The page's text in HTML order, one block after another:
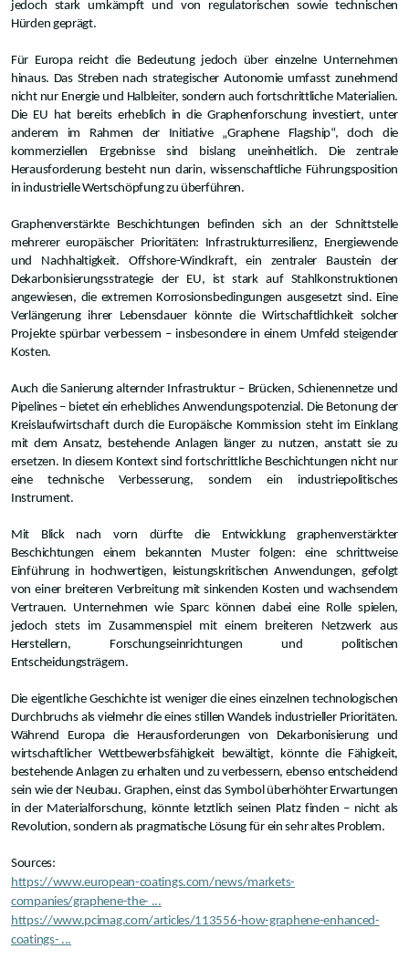
jedoch stark umkämpft und von regulatorischen sowie technischen
Hürden geprägt.
Für Europa reicht die Bedeutung jedoch über einzelne Unternehmen
hinaus. Das Streben nach strategischer Autonomie umfasst zunehmend
nicht nur Energie und Halbleiter, sondern auch fortschrittliche Materialien.
Die EU hat bereits erheblich in die Graphenforschung investiert, unter
anderem im Rahmen der Initiative „Graphene Flagship“, doch die
kommerziellen Ergebnisse sind bislang uneinheitlich. Die zentrale
Herausforderung besteht nun darin, wissenschaftliche Führungsposition
in industrielle Wertschöpfung zu überführen.
Graphenverstärkte Beschichtungen befinden sich an der Schnittstelle
mehrerer europäischer Prioritäten: Infrastrukturresilienz, Energiewende
und Nachhaltigkeit. Offshore-Windkraft, ein zentraler Baustein der
Dekarbonisierungsstrategie der EU, ist stark auf Stahlkonstruktionen
angewiesen, die extremen Korrosionsbedingungen ausgesetzt sind. Eine
Verlängerung ihrer Lebensdauer könnte die Wirtschaftlichkeit solcher
Projekte spürbar verbessern – insbesondere in einem Umfeld steigender
Kosten.
Auch die Sanierung alternder Infrastruktur – Brücken, Schienennetze und
Pipelines – bietet ein erhebliches Anwendungspotenzial. Die Betonung der
Kreislaufwirtschaft durch die Europäische Kommission steht im Einklang
mit dem Ansatz, bestehende Anlagen länger zu nutzen, anstatt sie zu
ersetzen. In diesem Kontext sind fortschrittliche Beschichtungen nicht nur
eine technische Verbesserung, sondern ein industriepolitisches
Instrument.
Mit Blick nach vorn dürfte die Entwicklung graphenverstärkter
Beschichtungen einem bekannten Muster folgen: eine schrittweise
Einführung in hochwertigen, leistungskritischen Anwendungen, gefolgt
von einer breiteren Verbreitung mit sinkenden Kosten und wachsendem
Vertrauen. Unternehmen wie Sparc können dabei eine Rolle spielen,
jedoch stets im Zusammenspiel mit einem breiteren Netzwerk aus
Herstellern, Forschungseinrichtungen und politischen
Entscheidungsträgern.
Die eigentliche Geschichte ist weniger die eines einzelnen technologischen
Durchbruchs als vielmehr die eines stillen Wandels industrieller Prioritäten.
Während Europa die Herausforderungen von Dekarbonisierung und
wirtschaftlicher Wettbewerbsfähigkeit bewältigt, könnte die Fähigkeit,
bestehende Anlagen zu erhalten und zu verbessern, ebenso entscheidend
sein wie der Neubau. Graphen, einst das Symbol überhöhter Erwartungen
in der Materialforschung, könnte letztlich seinen Platz finden – nicht als
Revolution, sondern als pragmatische Lösung für ein sehr altes Problem.
Sources:
https://www.european-coatings.com/news/markets-
companies/graphene-the- ...
https://www.pcimag.com/articles/113556-how-graphene-enhanced-
coatings- ...